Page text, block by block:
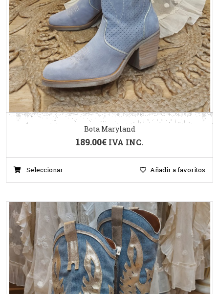
Bota Maryland
189.00€ IVA INC.
Seleccionar Añadir a favoritos